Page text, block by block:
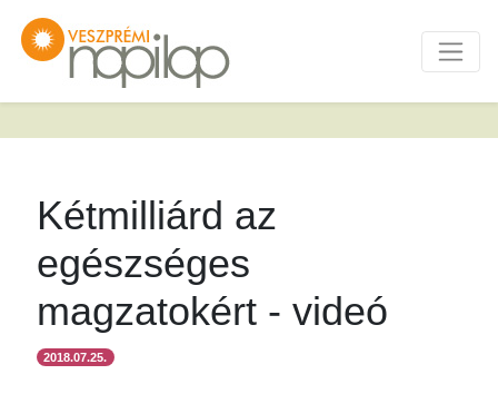
Kétmilliárd az
egészséges
magzatokért - videó
2018.07.25.